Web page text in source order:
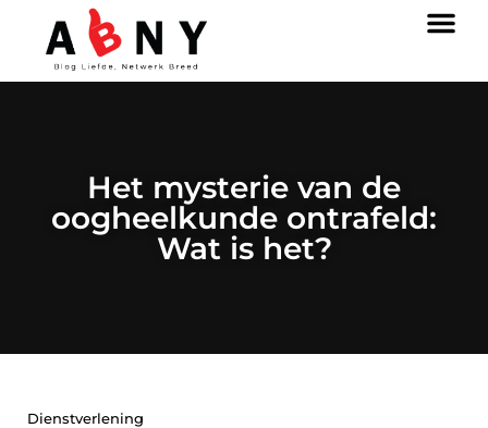
Het mysterie van de
oogheelkunde ontrafeld:
Wat is het?
Dienstverlening